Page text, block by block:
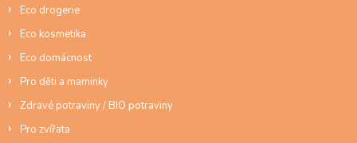
Eco drogerie
Eco kosmetika
Eco domácnost
Pro děti a maminky
Zdravé potraviny / BIO potraviny
Pro zvířata